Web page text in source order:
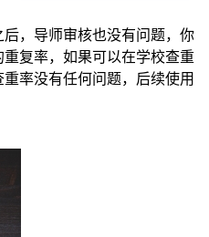
，导师审核也没有问题，你
复率，如果可以在学校查重
率没有任何问题，后续使用